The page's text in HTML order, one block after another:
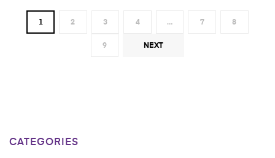
1 2 3 4 … 7 8
9 NEXT
CATEGORIES